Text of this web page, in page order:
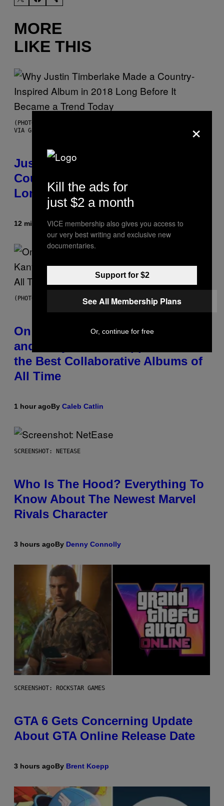
MORE
LIKE THIS
(PHOTO BY CHRISTOPHER POLK/NBCU PHOTO BANK/NBCUNIVERSAL
VIA GETTY IMAGES)
Justin Timberlake Released a
Country-Inspired Album in 2018
Long Before It Became a Trend
12 minutes agoByCaleb Catlin
(PHOTO BY DANIEL BOCZARSKI/GETTY IMAGES FOR VEVO)
On This Day 15 Years Ago, Jay-Z
and Kanye West Dropped One of
the Best Collaborative Albums of
All Time
1 hour agoBy Caleb Catlin
SCREENSHOT: NETEASE
Who Is The Hood? Everything To
Know About The Newest Marvel
Rivals Character
3 hours agoBy Denny Connolly
SCREENSHOT: ROCKSTAR GAMES
GTA 6 Gets Concerning Update
About GTA Online Release Date
3 hours agoBy Brent Koepp
×
Kill the ads for
just $2 a month
VICE membership also gives you access to
our very best writing and exclusive new
documentaries.
Support for $2
See All Membership Plans
Or, continue for free